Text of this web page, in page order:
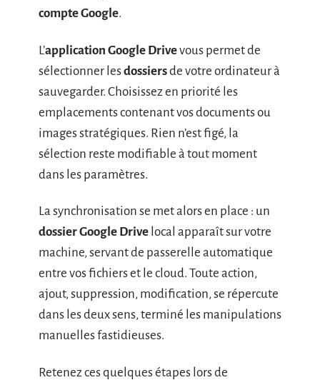
compte Google.
L’application Google Drivevous permet de
sélectionner lesdossiersde votre ordinateur à
sauvegarder. Choisissez en priorité les
emplacements contenant vos documents ou
images stratégiques. Rien n’est figé, la
sélection reste modifiable à tout moment
dans les paramètres.
La synchronisation se met alors en place : un
dossier Google Drive local apparaît sur votre
machine, servant de passerelle automatique
entre vos fichiers et le cloud. Toute action,
ajout, suppression, modification, se répercute
dans les deux sens, terminé les manipulations
manuelles fastidieuses.
Retenez ces quelques étapes lors de